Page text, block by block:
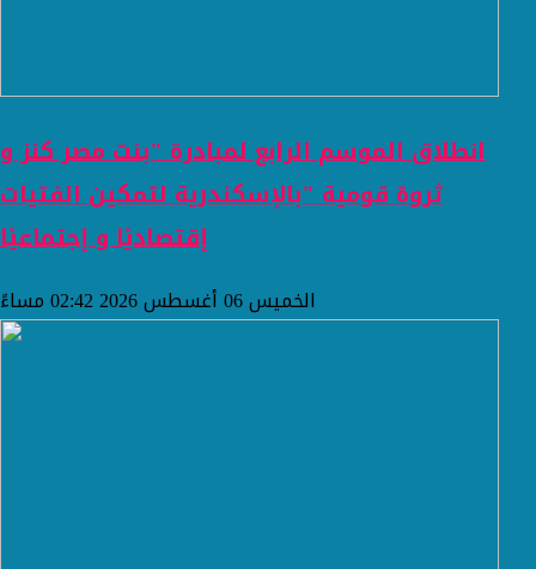
انطلاق الموسم الرابع لمبادرة "بنت مصر كنز و
ثروة قومية "بالإسكندرية لتمكين الفتيات
إقتصاديًا و إجتماعيًا
الخميس 06 أغسطس 2026 02:42 مساءً